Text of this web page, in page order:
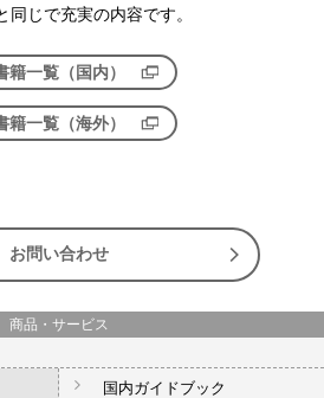
じで充実の内容です。
籍一覧（国内）
籍一覧（海外）
お問い合わせ
商品・サービス
国内ガイドブック